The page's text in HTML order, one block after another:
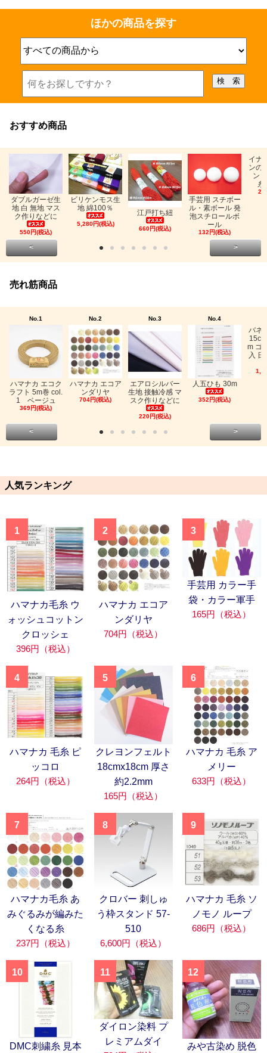
ほかの商品を探す
おすすめ商品
ダブルガーゼ生
地 白 無地 マス
ク作りなどに
550円(税込)
ビリケンモス生
地 綿100％
5,280円(税込)
江戸打ち紐
660円(税込)
手芸用 スチボー
ル・素ボール 発
泡スチロールボ
ール
132円(税込)
イナ
ンの
ン
糸
< >
売れ筋商品
No.1
ハマナカ エコク
ラフト 5m巻 col.
1 ベージュ
369円(税込)
No.2
ハマナカ エコア
ンダリヤ
704円(税込)
No.3
エアロシルバー
生地 接触冷感 マ
スク作りなどに
220円(税込)
No.4
人五ひも 30m
352円(税込)
バネ
m ゴ
入
< >
人気ランキング
1
ハマナカ毛糸 ウ
ォッシュコットン
クロッシェ
396円（税込）
2
ハマナカ エコア
ンダリヤ
704円（税込）
3
手芸用 カラー手
袋・カラー軍手
165円（税込）
4
ハマナカ 毛糸 ピ
ッコロ
264円（税込）
5
クレヨンフェルト
18cmx18cm 厚さ
約2.2mm
165円（税込）
6
ハマナカ 毛糸 ア
メリー
633円（税込）
7
ハマナカ毛糸 あ
みぐるみが編みた
くなる糸
237円（税込）
8
クロバー 刺しゅ
う枠スタンド 57-
510
6,600円（税込）
9
ハマナカ 毛糸 ソ
ノモノ ループ
686円（税込）
10
DMC刺繍糸 見本
11
ダイロン染料 プ
レミアムダイ
12
みや古染め 脱色